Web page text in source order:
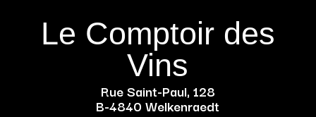
Le Comptoir des
Vins
Rue Saint-Paul, 128
B-4840 Welkenraedt